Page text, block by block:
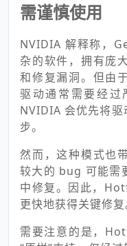
需谨慎使用
NVIDIA 解释称，
杂的软件，拥有庞
和修复漏洞。但由
驱动通常需要经过
NVIDIA 会优先将驱
步。
然而，这种模式也
较大的 bug 可能需
中修复。因此，
更快地获得关键修复
需要注意的是，